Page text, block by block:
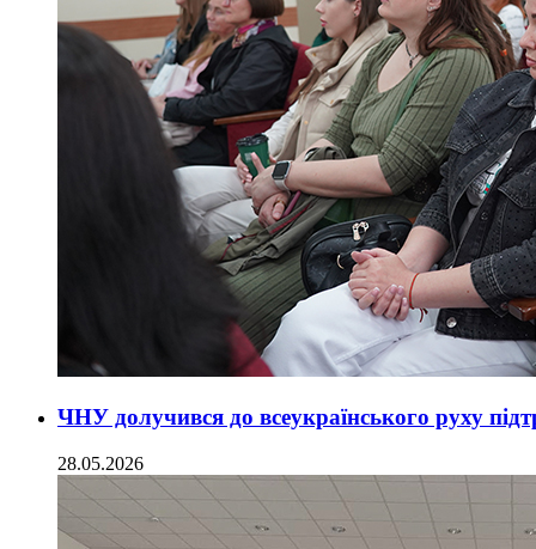
ЧНУ долучився до всеукраїнського руху
28.05.2026